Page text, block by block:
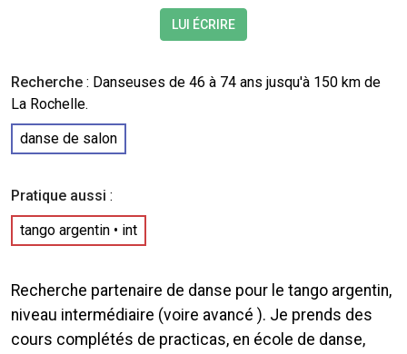
LUI ÉCRIRE
Recherche : Danseuses de 46 à 74 ans jusqu'à 150 km de
La Rochelle.
danse de salon
Pratique aussi :
tango argentin • int
Recherche partenaire de danse pour le tango argentin,
niveau intermédiaire (voire avancé ). Je prends des
cours complétés de practicas, en école de danse,